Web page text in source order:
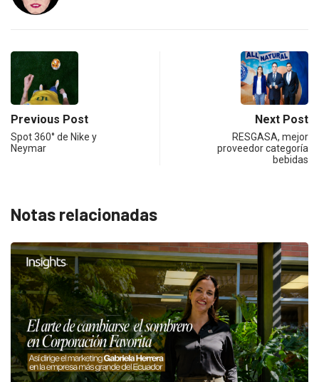
Previous Post
Spot 360° de Nike y
Neymar
Next Post
RESGASA, mejor
proveedor categoría
bebidas
Notas relacionadas